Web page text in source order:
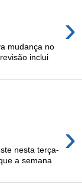
›
mudança no
inclui
›
nesta terça-
a semana